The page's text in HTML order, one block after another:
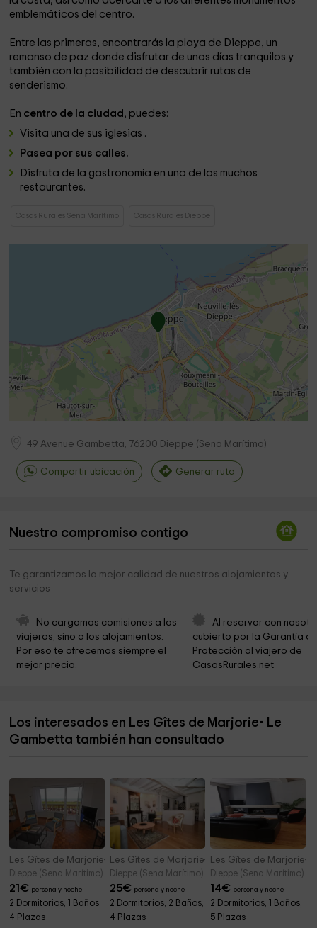
emblemáticos del centro.
Entre las primeras, encontrarás la playa de Dieppe, un
remanso de paz donde disfrutar de unos días tranquilos y
también con la posibilidad de descubrir rutas de
senderismo.
En centro de la ciudad , puedes:
Visita una de sus iglesias .
Pasea por sus calles.
Disfruta de la gastronomía en uno de los muchos
restaurantes.
Casas Rurales Sena Marítimo Casas Rurales Dieppe
49 Avenue Gambetta, 76200 Dieppe (Sena Marítimo)
Compartir ubicación Generar ruta
Nuestro compromiso contigo
Te garantizamos la mejor calidad de nuestros alojamientos y
servicios
No cargamos comisiones a los
viajeros, sino a los alojamientos.
Por eso te ofrecemos siempre el
mejor precio.
Al reservar con
cubierto por la Garantía
Protección al viajero de
CasasRurales.net
Los interesados en Les Gîtes de Marjorie- Le
Gambetta también han consultado
Les Gîtes de Marjorie- Dieppe plage 3 étoiles
Dieppe (Sena Marítimo)
21€ persona y noche
2 Dormitorios, 1 Baños,
4 Plazas
Les Gîtes de Marjorie- Vent d'Ouest centre ville
Dieppe (Sena Marítimo)
25€ persona y noche
2 Dormitorios, 2 Baños,
4 Plazas
Les Gîtes de Marjorie-
Dieppe (Sena Marítimo)
14€ persona y noche
2 Dormitorios, 1 Baños,
5 Plazas